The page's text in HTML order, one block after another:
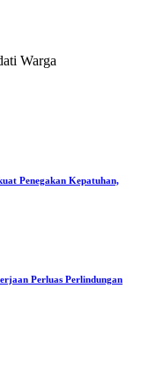
Warga
Penegakan Kepatuhan,
Perluas Perlindungan